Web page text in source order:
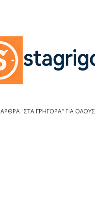
ΑΡΘΡΑ "ΣΤΑ ΓΡΗΓΟΡΑ" ΓΙΑ ΟΛΟΥΣ